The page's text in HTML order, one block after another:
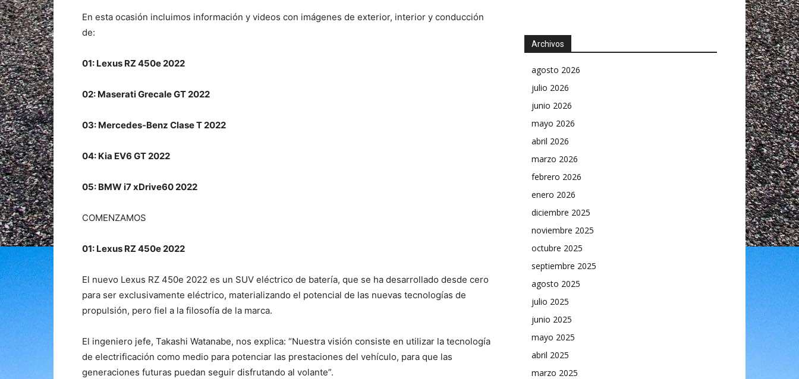
En esta ocasión incluimos información y videos con imágenes de exterior, interior y conducción
de:
01: Lexus RZ 450e 2022
02: Maserati Grecale GT 2022
03: Mercedes-Benz Clase T 2022
04: Kia EV6 GT 2022
05: BMW i7 xDrive60 2022
COMENZAMOS
01: Lexus RZ 450e 2022
El nuevo Lexus RZ 450e 2022 es un SUV eléctrico de batería, que se ha desarrollado desde cero
para ser exclusivamente eléctrico, materializando el potencial de las nuevas tecnologías de
propulsión, pero fiel a la filosofía de la marca.
El ingeniero jefe, Takashi Watanabe, nos explica: “Nuestra visión consiste en utilizar la tecnología
de electrificación como medio para potenciar las prestaciones del vehículo, para que las
generaciones futuras puedan seguir disfrutando al volante”.
Archivos
agosto 2026
julio 2026
junio 2026
mayo 2026
abril 2026
marzo 2026
febrero 2026
enero 2026
diciembre 2025
noviembre 2025
octubre 2025
septiembre 2025
agosto 2025
julio 2025
junio 2025
mayo 2025
abril 2025
marzo 2025